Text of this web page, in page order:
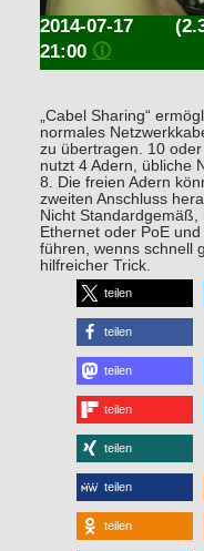
2014-07-17
21:00 🛈
„Cabel Sharing“
normales
zu übertragen. 10
nutzt 4 Adern, übliche
8. Die freien Adern
zweiten Anschluss
Nicht Standardgemäß,
Ethernet oder PoE
führen, wenns schnell
hilfreicher Trick.
teilen
teilen
teilen
teilen
teilen
teilen
teilen